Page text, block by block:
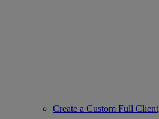
Create a Custom Full Client